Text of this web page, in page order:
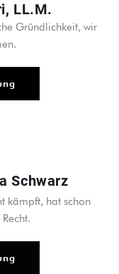
LL.M.
Gründlichkeit, wir
Schwarz
kämpft, hat schon